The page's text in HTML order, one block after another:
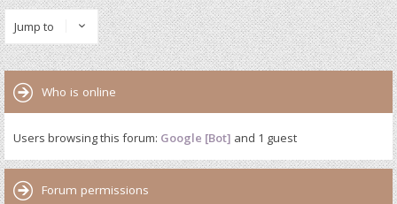
Jump to
Who is online
Users browsing this forum: Google [Bot] and 1 guest
Forum permissions